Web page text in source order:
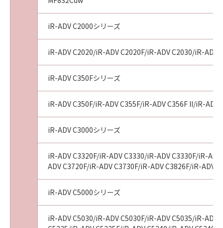
iR-ADV C2000シリーズ
iR-ADV C2020/iR-ADV C2020F/iR-ADV C2030/iR-
iR-ADV C350Fシリーズ
iR-ADV C350F/iR-ADV C355F/iR-ADV C356F II/iR-
iR-ADV C3000シリーズ
iR-ADV C3320F/iR-ADV C3330/iR-ADV C3330F/iR-
ADV C3720F/iR-ADV C3730F/iR-ADV C3826F/iR-ADV
iR-ADV C5000シリーズ
iR-ADV C5030/iR-ADV C5030F/iR-ADV C5035/iR-